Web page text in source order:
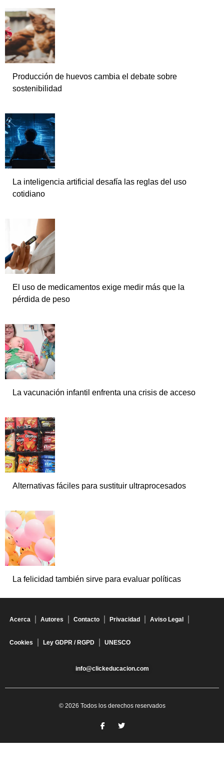
Producción de huevos cambia el debate sobre
sostenibilidad
La inteligencia artificial desafía las reglas del uso
cotidiano
El uso de medicamentos exige medir más que la
pérdida de peso
La vacunación infantil enfrenta una crisis de acceso
Alternativas fáciles para sustituir ultraprocesados
La felicidad también sirve para evaluar políticas
Acerca Autores Contacto Privacidad Aviso Legal
Cookies Ley GDPR / RGPD UNESCO
info@clickeducacion.com
© 2026 Todos los derechos reservados